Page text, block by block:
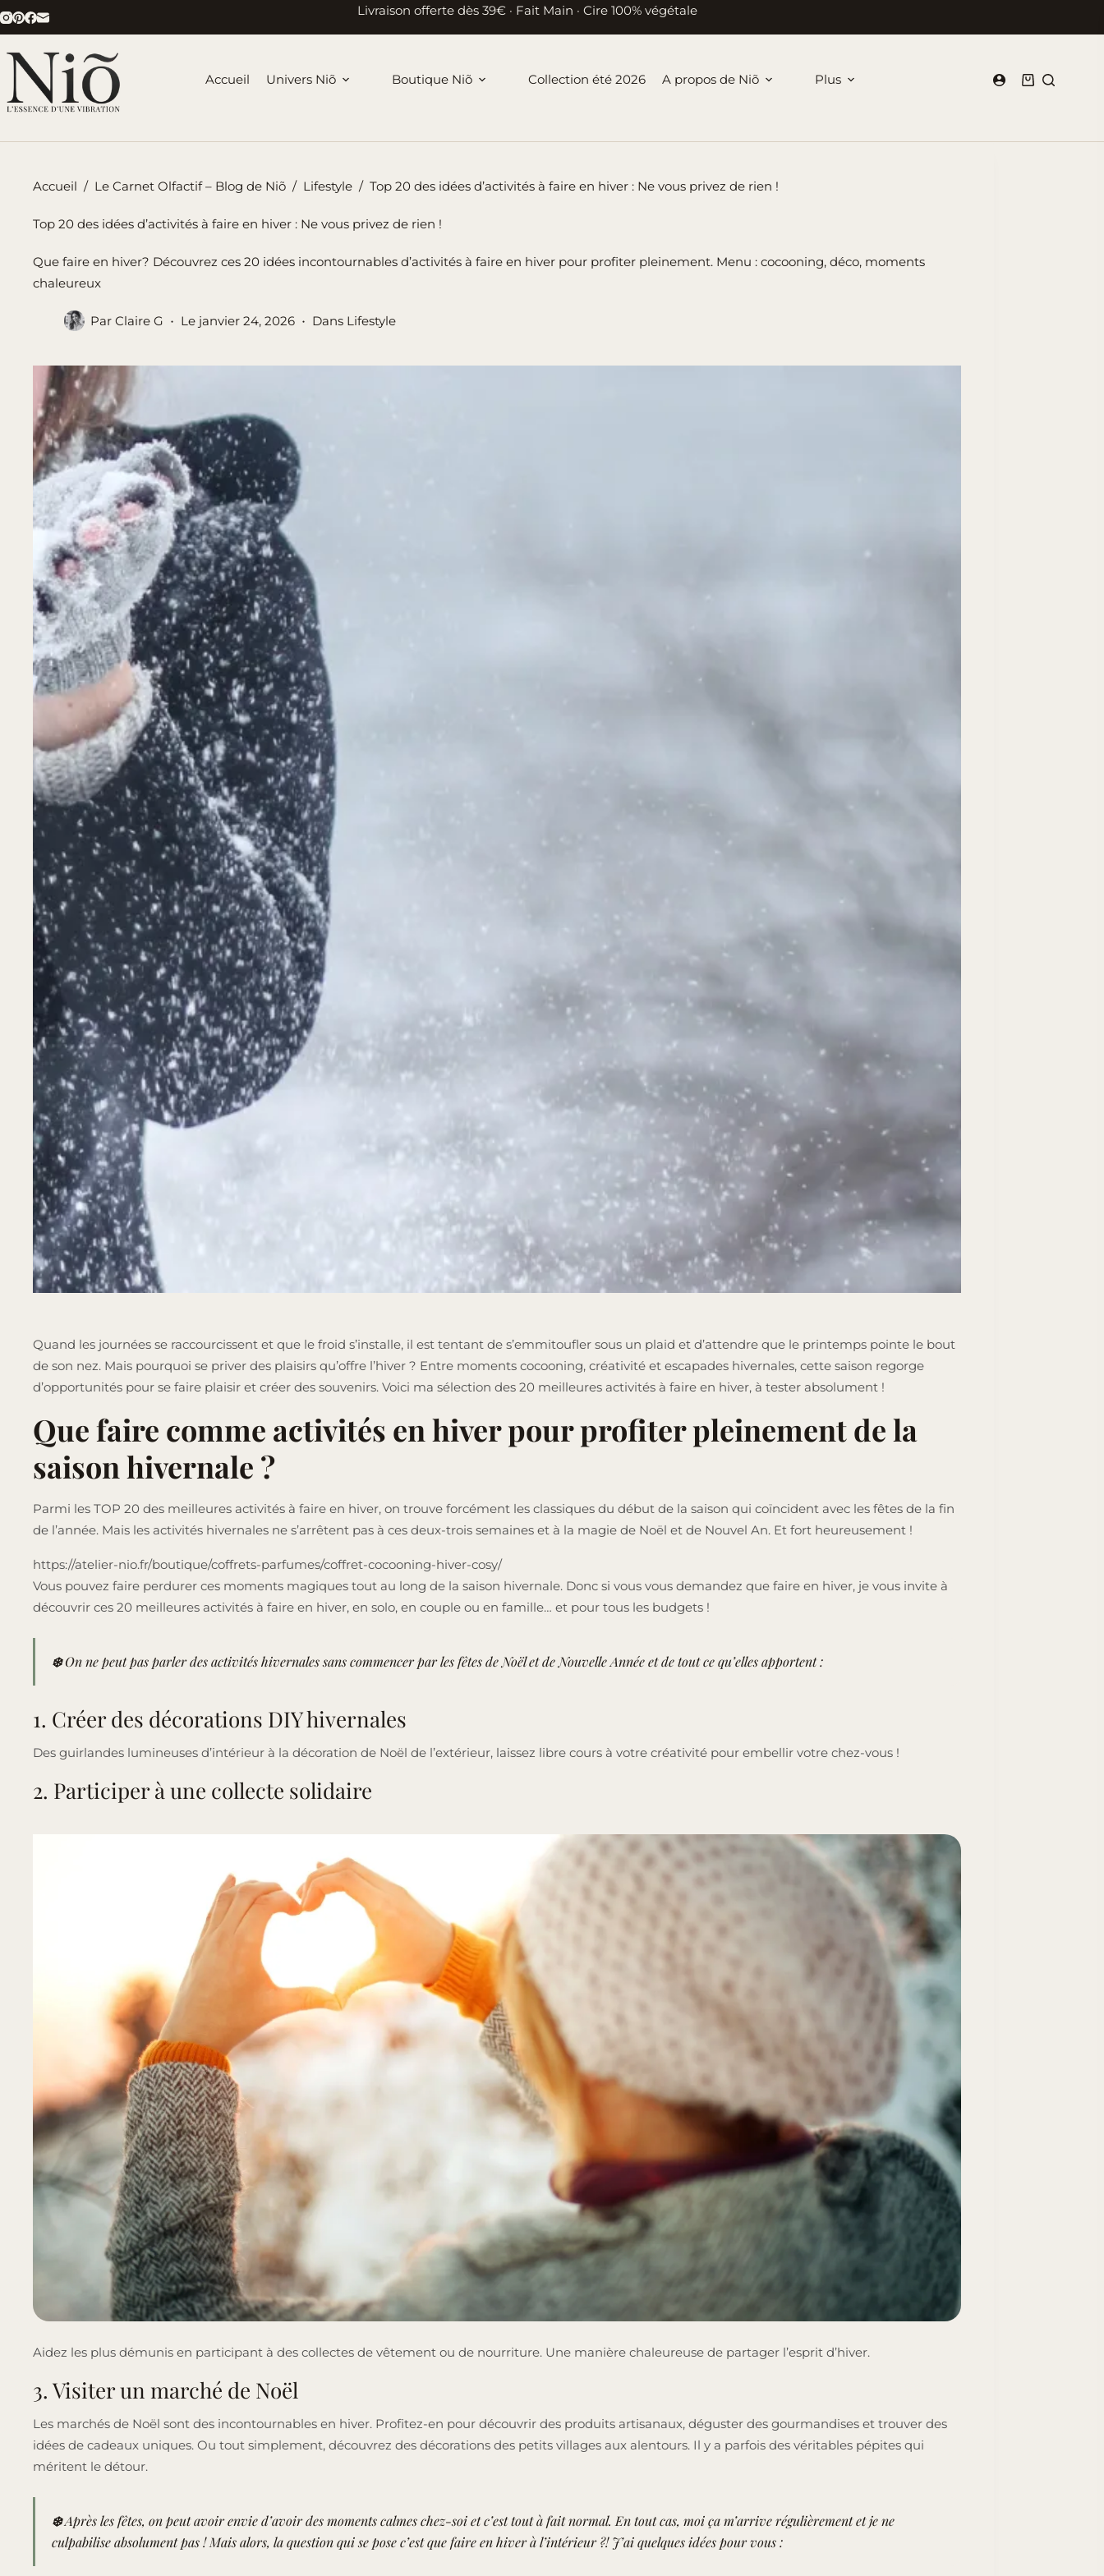
Passer
au
contenu
Livraison offerte dès 39€ · Fait Main · Cire 100% végétale
Accueil Univers Niõ Boutique Niõ Collection été 2026 A propos de Niõ Plus
Panier
Accueil / Le Carnet Olfactif – Blog de Niõ / Lifestyle / Top 20 des idées d’activités à faire en hiver : Ne vous privez de rien !
Top 20 des idées d’activités à faire en hiver : Ne vous privez de rien !
Que faire en hiver? Découvrez ces 20 idées incontournables d’activités à faire en hiver pour profiter pleinement. Menu : cocooning, déco, moments
chaleureux
Par Claire G Le janvier 24, 2026 Dans Lifestyle
Quand les journées se raccourcissent et que le froid s’installe, il est tentant de s’emmitoufler sous un plaid et d’attendre que le printemps pointe le bout
de son nez. Mais pourquoi se priver des plaisirs qu’offre l’hiver ? Entre moments cocooning, créativité et escapades hivernales, cette saison regorge
d’opportunités pour se faire plaisir et créer des souvenirs. Voici ma sélection des 20 meilleures activités à faire en hiver, à tester absolument !
Que faire comme activités en hiver pour profiter pleinement de la
saison hivernale ?
Parmi les TOP 20 des meilleures activités à faire en hiver, on trouve forcément les classiques du début de la saison qui coïncident avec les fêtes de la fin
de l’année. Mais les activités hivernales ne s’arrêtent pas à ces deux-trois semaines et à la magie de Noël et de Nouvel An. Et fort heureusement !
https://atelier-nio.fr/boutique/coffrets-parfumes/coffret-cocooning-hiver-cosy/
Vous pouvez faire perdurer ces moments magiques tout au long de la saison hivernale. Donc si vous vous demandez que faire en hiver, je vous invite à
découvrir ces 20 meilleures activités à faire en hiver, en solo, en couple ou en famille… et pour tous les budgets !
❄️On ne peut pas parler des activités hivernales sans commencer par les fêtes de Noël et de Nouvelle Année et de tout ce qu’elles apportent :
1. Créer des décorations DIY hivernales
Des guirlandes lumineuses d’intérieur à la décoration de Noël de l’extérieur, laissez libre cours à votre créativité pour embellir votre chez-vous !
2. Participer à une collecte solidaire
Aidez les plus démunis en participant à des collectes de vêtement ou de nourriture. Une manière chaleureuse de partager l’esprit d’hiver.
3. Visiter un marché de Noël
Les marchés de Noël sont des incontournables en hiver. Profitez-en pour découvrir des produits artisanaux, déguster des gourmandises et trouver des
idées de cadeaux uniques. Ou tout simplement, découvrez des décorations des petits villages aux alentours. Il y a parfois des véritables pépites qui
méritent le détour.
❄️Après les fêtes, on peut avoir envie d’avoir des moments calmes chez-soi et c’est tout à fait normal. En tout cas, moi ça m’arrive régulièrement et je ne
culpabilise absolument pas ! Mais alors, la question qui se pose c’est que faire en hiver à l’intérieur ?! J’ai quelques idées pour vous :